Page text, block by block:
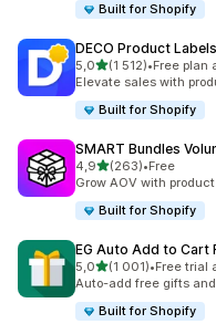
Built for Shopify
DECO Product
5,0z 5 hvězd
(1 512)
Celkový počet recenzí:
•Free plan
Elevate sales with
Built for Shopify
SMART Bundles
4,9z 5 hvězd
(263)
Celkový počet recenzí:
•Free
Grow AOV with
Built for Shopify
EG Auto Add to Cart
5,0z 5 hvězd
(1 001)
Celkový počet recenzí:
•Free trial
Auto-add free gifts
Built for Shopify